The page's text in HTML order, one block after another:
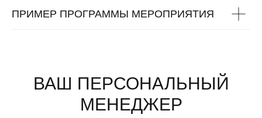
ПРИМЕР ПРОГРАММЫ МЕРОПРИЯТИЯ
ВАШ ПЕРСОНАЛЬНЫЙ
МЕНЕДЖЕР